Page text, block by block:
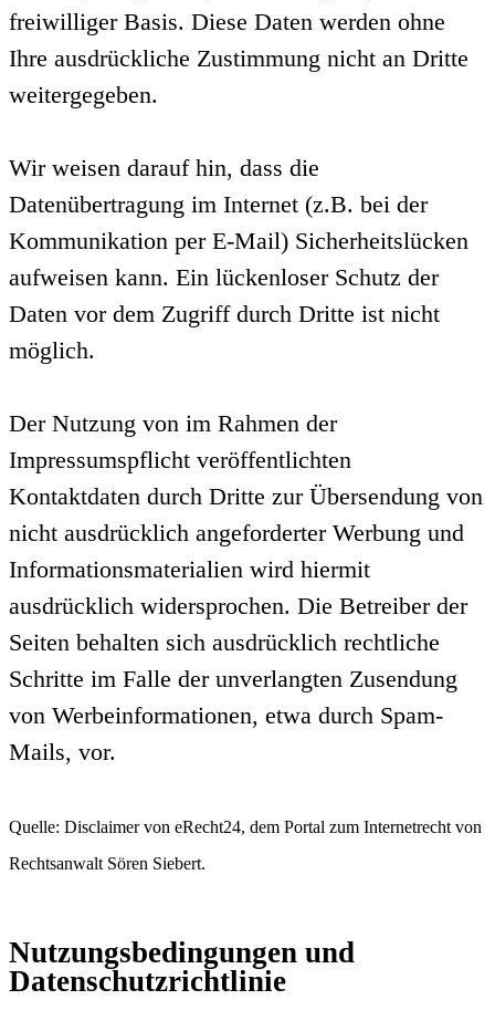
freiwilliger Basis. Diese Daten werden ohne
Ihre ausdrückliche Zustimmung nicht an Dritte
weitergegeben.
Wir weisen darauf hin, dass die
Datenübertragung im Internet (z.B. bei der
Kommunikation per E-Mail) Sicherheitslücken
aufweisen kann. Ein lückenloser Schutz der
Daten vor dem Zugriff durch Dritte ist nicht
möglich.
Der Nutzung von im Rahmen der
Impressumspflicht veröffentlichten
Kontaktdaten durch Dritte zur Übersendung von
nicht ausdrücklich angeforderter Werbung und
Informationsmaterialien wird hiermit
ausdrücklich widersprochen. Die Betreiber der
Seiten behalten sich ausdrücklich rechtliche
Schritte im Falle der unverlangten Zusendung
von Werbeinformationen, etwa durch Spam-
Mails, vor.
Quelle: Disclaimer von eRecht24, dem Portal zum Internetrecht von
Rechtsanwalt Sören Siebert.
Nutzungsbedingungen und
Datenschutzrichtlinie